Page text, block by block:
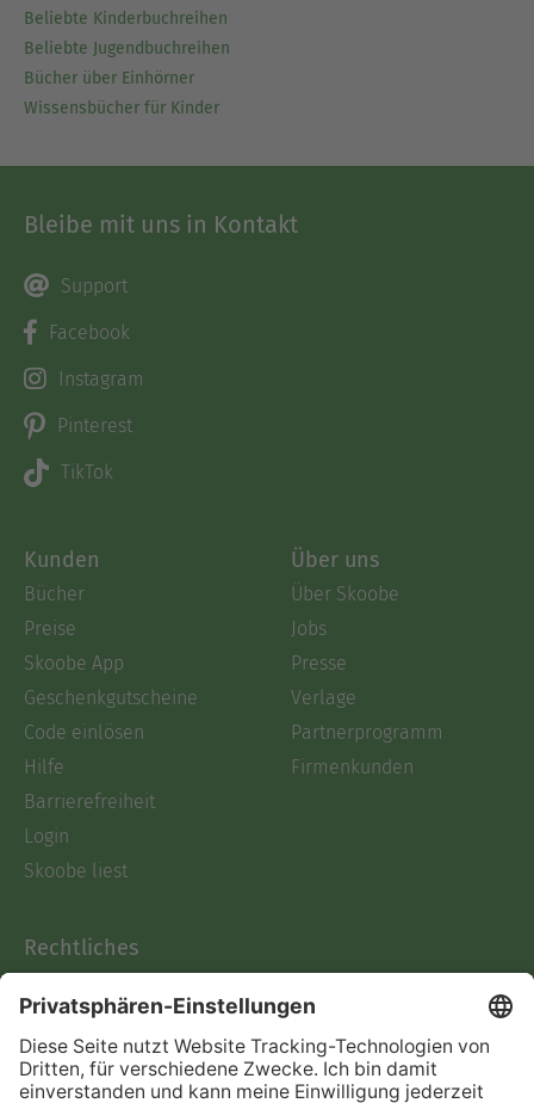
Beliebte Kinderbuchreihen
Beliebte Jugendbuchreihen
Bücher über Einhörner
Wissensbücher für Kinder
Bleibe mit uns in Kontakt
Support
Facebook
Instagram
Pinterest
TikTok
Kunden
Bücher
Preise
Skoobe App
Geschenkgutscheine
Code einlösen
Hilfe
Barrierefreiheit
Login
Skoobe liest
Über uns
Über Skoobe
Jobs
Presse
Verlage
Partnerprogramm
Firmenkunden
Rechtliches
AGB
Informationen nach Data
Act